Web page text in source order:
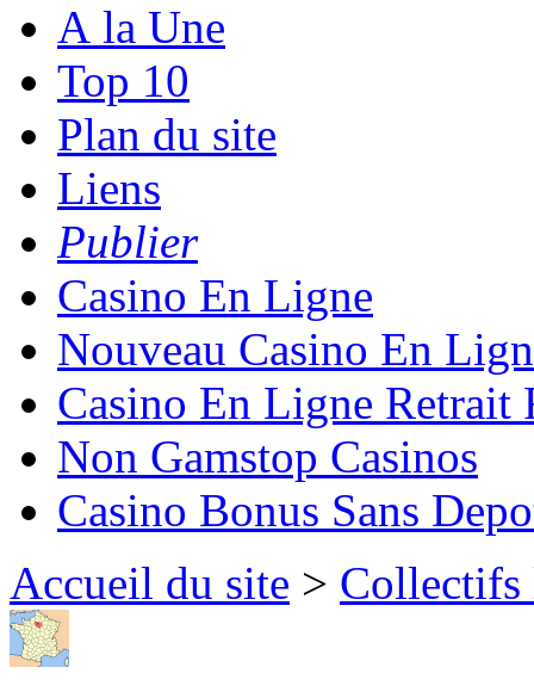
A la Une
Top 10
Plan du site
Liens
Publier
Casino En Ligne
Nouveau Casino En
Casino En Ligne Retrait
Non Gamstop Casinos
Casino Bonus Sans
Accueil du site > Collectifs